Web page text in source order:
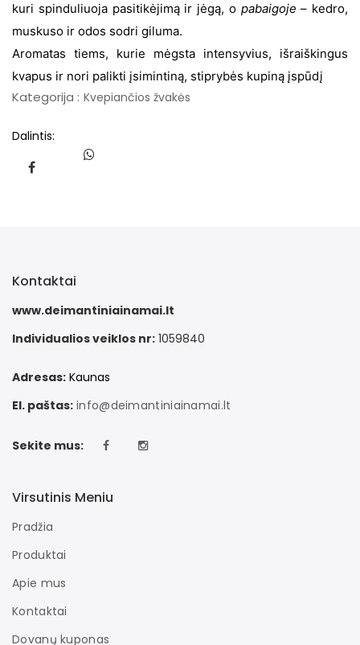
kuri spinduliuoja pasitikėjimą ir jėgą, o pabaigoje – kedro,
muskuso ir odos sodri giluma.
Aromatas tiems, kurie mėgsta intensyvius, išraiškingus
kvapus ir nori palikti įsimintiną, stiprybės kupiną įspūdį
Kategorija : Kvepiančios žvakės
Dalintis:
Kontaktai
www.deimantiniainamai.lt
Individualios veiklos nr: 1059840
Adresas: Kaunas
El. paštas: info@deimantiniainamai.lt
Sekite mus:
Virsutinis Meniu
Pradžia
Produktai
Apie mus
Kontaktai
Dovanų kuponas